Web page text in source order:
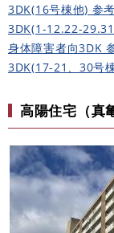
3DK(16号棟他) 参
3DK(1-12.22-
身体障害者向3DK
3DK(17-21、30号
高陽住宅（真